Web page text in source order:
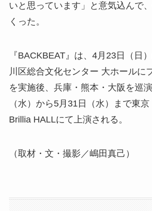
いと思っています」と意気込んで
くった。
『BACKBEAT』は、4月23日（日
川区総合文化センター 大ホールに
を実施後、兵庫・熊本・大阪を巡
（水）から5月31日（水）まで東
Brillia HALLにて上演される。
（取材・文・撮影／嶋田真己）